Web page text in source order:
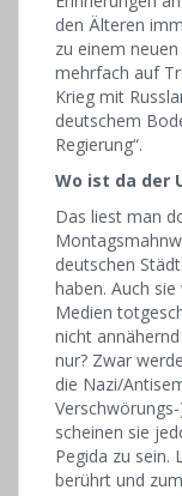
den Älteren
zu einem
mehrfach auf
Krieg mit
deutschem
Regierung“.
Wo ist da der
Das liest man
deutschen
haben. Auch
Medien
nicht
nur? Zwar
die Nazi/
scheinen sie
Pegida zu sein.
berührt und